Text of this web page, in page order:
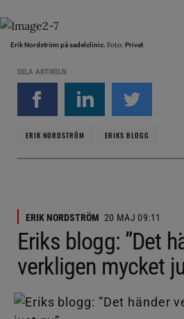
Erik Nordström på sadelclinic. Foto: Privat
DELA ARTIKELN
ERIK NORDSTRÖM ERIKS BLOGG
ERIK NORDSTRÖM 20 MAJ 09:11
Eriks blogg: ”Det
verkligen mycket